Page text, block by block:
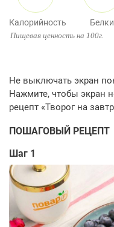
Калорийность Белки
Пищевая ценность на 100г.
ПОШАГОВЫЙ РЕЦЕПТ
Шаг 1